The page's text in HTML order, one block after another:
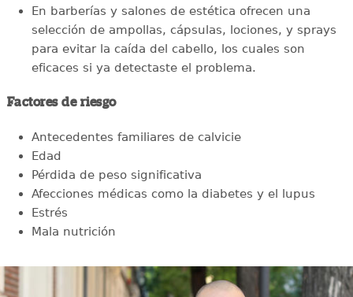
En barberías y salones de estética ofrecen una
selección de ampollas, cápsulas, lociones, y sprays
para evitar la caída del cabello, los cuales son
eficaces si ya detectaste el problema.
Factores de riesgo
Antecedentes familiares de calvicie
Edad
Pérdida de peso significativa
Afecciones médicas como la diabetes y el lupus
Estrés
Mala nutrición